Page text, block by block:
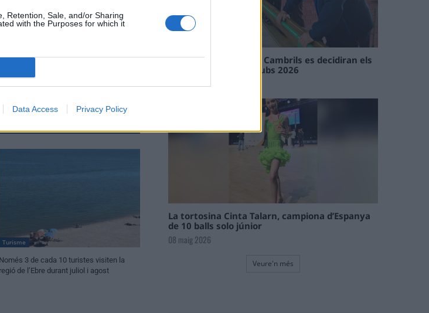
Retention, Sale, and/or Sharing
with the Purposes for which it
Data Access Privacy Policy
Turisme
Només 3 de cada 10 turistes visiten la
regió de l’Ebre durant juliol i agost
En les tirades de Flix i Cambrils es decidiran els
campions de l’Interclubs 2026
08 maig 2026
La tortosina Cinta Talarn, campiona d’Espanya
de 10 balls solo júnior
08 maig 2026
Veure'n més